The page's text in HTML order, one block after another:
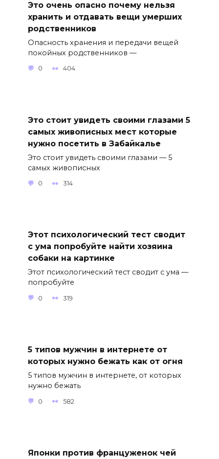
Это очень опасно почему нельзя
хранить и отдавать вещи умерших
родственников
Опасность хранения и передачи вещей
покойных родственников —
0 404
Это стоит увидеть своими глазами 5
самых живописных мест которые
нужно посетить в Забайкалье
Это стоит увидеть своими глазами — 5
самых живописных
0 314
Этот психологический тест сводит
с ума попробуйте найти хозяина
собаки на картинке
Этот психологический тест сводит с ума —
попробуйте
0 319
5 типов мужчин в интернете от
которых нужно бежать как от огня
5 типов мужчин в интернете, от которых
нужно бежать
0 582
Японки против француженок чей